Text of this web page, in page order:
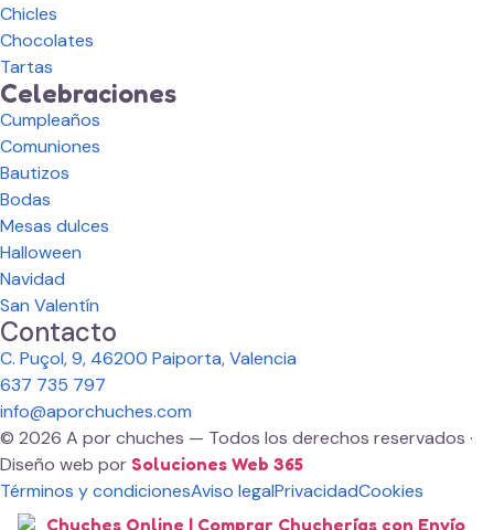
Chicles
Chocolates
Tartas
Celebraciones
Cumpleaños
Comuniones
Bautizos
Bodas
Mesas dulces
Halloween
Navidad
San Valentín
Contacto
C. Puçol, 9, 46200 Paiporta, Valencia
637 735 797
info@aporchuches.com
© 2026 A por chuches — Todos los derechos reservados ·
Diseño web por Soluciones Web 365
Términos y condicionesAviso legalPrivacidadCookies